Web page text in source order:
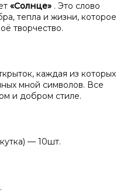
«Солнце» . Это слово
тепла и жизни, которое
творчество.
каждая из которых
мной символов. Все
и добром стиле.
— 10шт.